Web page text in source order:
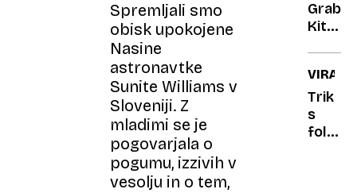
Spremljali smo
obisk upokojene
Nasine
astronavtke
Sunite Williams v
Sloveniji. Z
mladimi se je
pogovarjala o
pogumu, izzivih v
vesolju in o tem,
na
Grabar
znanih
in
slavnih
v
Trik
s
folijo: